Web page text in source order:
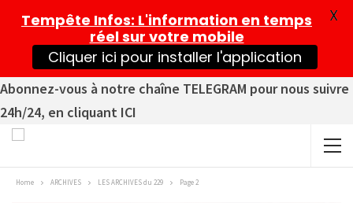
Abonnez-vous à notre chaîne TELEGRAM pour nous suivre
24h/24, en cliquant ICI
Home ARCHIVES LES ARCHIVES du 229 Page 2
Tempête Infos: L'information en temps
réel sur votre mobile
Cliquer ici pour installer l'application
X